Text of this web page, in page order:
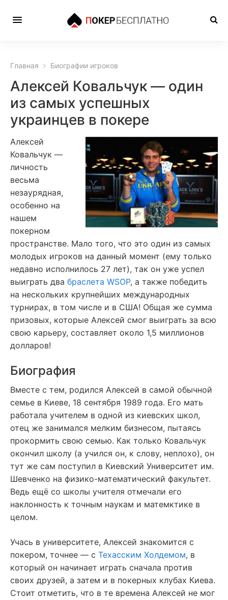
Главная Биографии игроков
Алексей Ковальчук — один
из самых успешных
украинцев в покере
Алексей
Ковальчук —
личность
весьма
незаурядная,
особенно на
нашем
покерном
пространстве. Мало того, что это один из самых
молодых игроков на данный момент (ему только
недавно исполнилось 27 лет), так он уже успел
выиграть два браслета WSOP, а также победить
на нескольких крупнейших международных
турнирах, в том числе и в США! Общая же сумма
призовых, которые Алексей смог выиграть за всю
свою карьеру, составляет около 1,5 миллионов
долларов!
Биография
Вместе с тем, родился Алексей в самой обычной
семье в Киеве, 18 сентября 1989 года. Его мать
работала учителем в одной из киевских школ,
отец же занимался мелким бизнесом, пытаясь
прокормить свою семью. Как только Ковальчук
окончил школу (а учился он, к слову, неплохо), он
тут же сам поступил в Киевский Университет им.
Шевченко на физико-математический факультет.
Ведь ещё со школы учителя отмечали его
наклонность к точным наукам и матемктике в
целом.
Учась в университете, Алексей знакомится с
покером, точнее — с Техасским Холдемом, в
который он начинает играть сначала против
своих друзей, а затем и в покерных клубах Киева.
Стоит отметить, что в те времена Алексей не мог